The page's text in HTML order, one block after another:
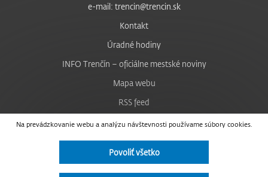
Na prevádzkovanie webu a analýzu návštevnosti používame súbory cookies.
Povoliť všetko
e-mail: trencin@trencin.sk
Kontakt
Úradné hodiny
INFO Trenčín – oficiálne mestské noviny
Mapa webu
RSS feed
Nastavenie cookies
Facebook